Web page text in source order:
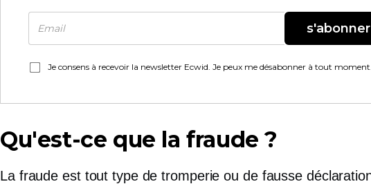
s'abonner
Je consens à recevoir la newsletter Ecwid. Je peux me désabonner à tout
Qu'est-ce que la fraude ?
La fraude est tout type de tromperie ou de fausse